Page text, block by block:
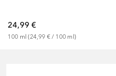
24,99 €
100 ml (24,99 € / 100 ml )